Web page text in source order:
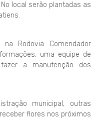
local serão plantadas as
Rodovia Comendador
uma equipe de
a manutenção dos
municipal, outras
flores nos próximos